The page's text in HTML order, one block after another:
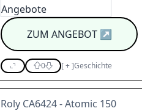
ZUM ANGEBOT↗
0 [+]Geschichte
Roly CA6424 - Atomic 150